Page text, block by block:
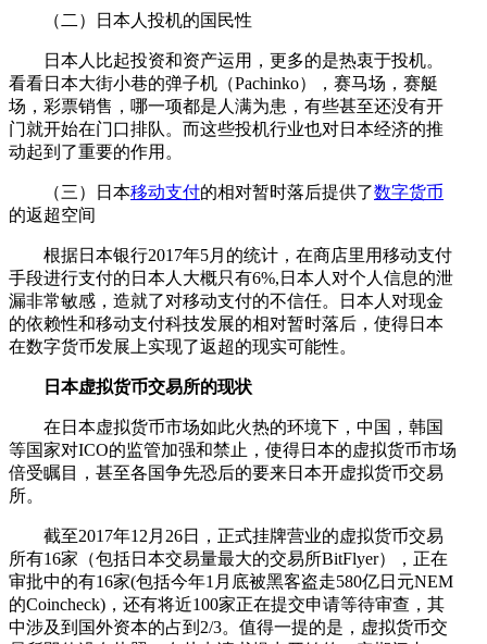
（二）日本人投机的国民性
日本人比起投资和资产运用，更多的是热衷于投机。
看看日本大街小巷的弹子机（Pachinko），赛马场，赛艇
场，彩票销售，哪一项都是人满为患，有些甚至还没有开
门就开始在门口排队。而这些投机行业也对日本经济的推
动起到了重要的作用。
（三）日本移动支付的相对暂时落后提供了数字货币
的返超空间
根据日本银行2017年5月的统计，在商店里用移动支付
手段进行支付的日本人大概只有6%,日本人对个人信息的泄
漏非常敏感，造就了对移动支付的不信任。日本人对现金
的依赖性和移动支付科技发展的相对暂时落后，使得日本
在数字货币发展上实现了返超的现实可能性。
日本虚拟货币交易所的现状
在日本虚拟货币市场如此火热的环境下，中国，韩国
等国家对ICO的监管加强和禁止，使得日本的虚拟货币市场
倍受瞩目，甚至各国争先恐后的要来日本开虚拟货币交易
所。
截至2017年12月26日，正式挂牌营业的虚拟货币交易
所有16家（包括日本交易量最大的交易所BitFlyer），正在
审批中的有16家(包括今年1月底被黑客盗走580亿日元NEM
的Coincheck)，还有将近100家正在提交申请等待审查，其
中涉及到国外资本的占到2/3。值得一提的是，虚拟货币交